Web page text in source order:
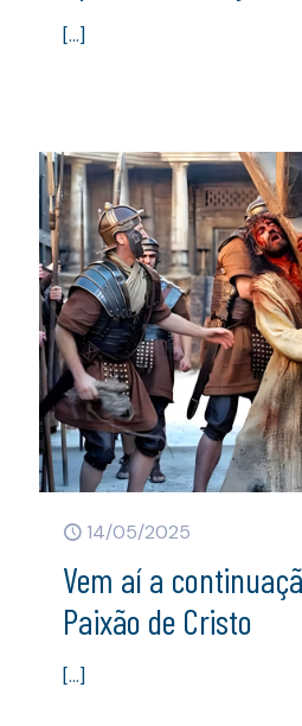
[…]
14/05/2025
Vem aí a
Paixão de Cristo
[…]